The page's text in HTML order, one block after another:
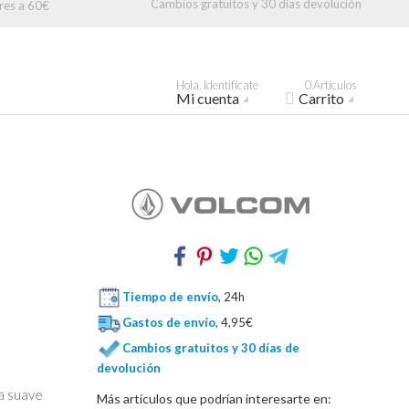
a 60€ Cambios gratuitos y 30 días devolución
Hola. Identifícate
Mi cuenta
0 Artículos
Carrito
suave
Tiempo de envío, 24h
Gastos de envío, 4,95€
Cambios gratuitos y 30 días de
devolución
Más artículos que podrían interesarte en: